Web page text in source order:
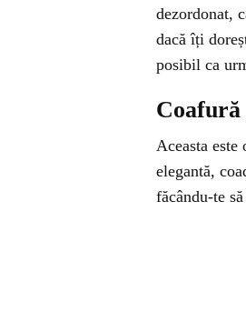
dezordonat,
dacă îți
posibil ca
Coafură
Aceasta
elegantă,
făcându-te